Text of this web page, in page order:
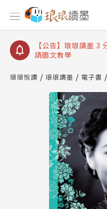
【公告】琅琅讀墨數
【公告】琅琅讀墨書
【公告】琅琅讀墨 3
請圖文教學
查詢
【公告】琅琅讀墨數
琅琅悅讀 琅琅讀墨 電子書